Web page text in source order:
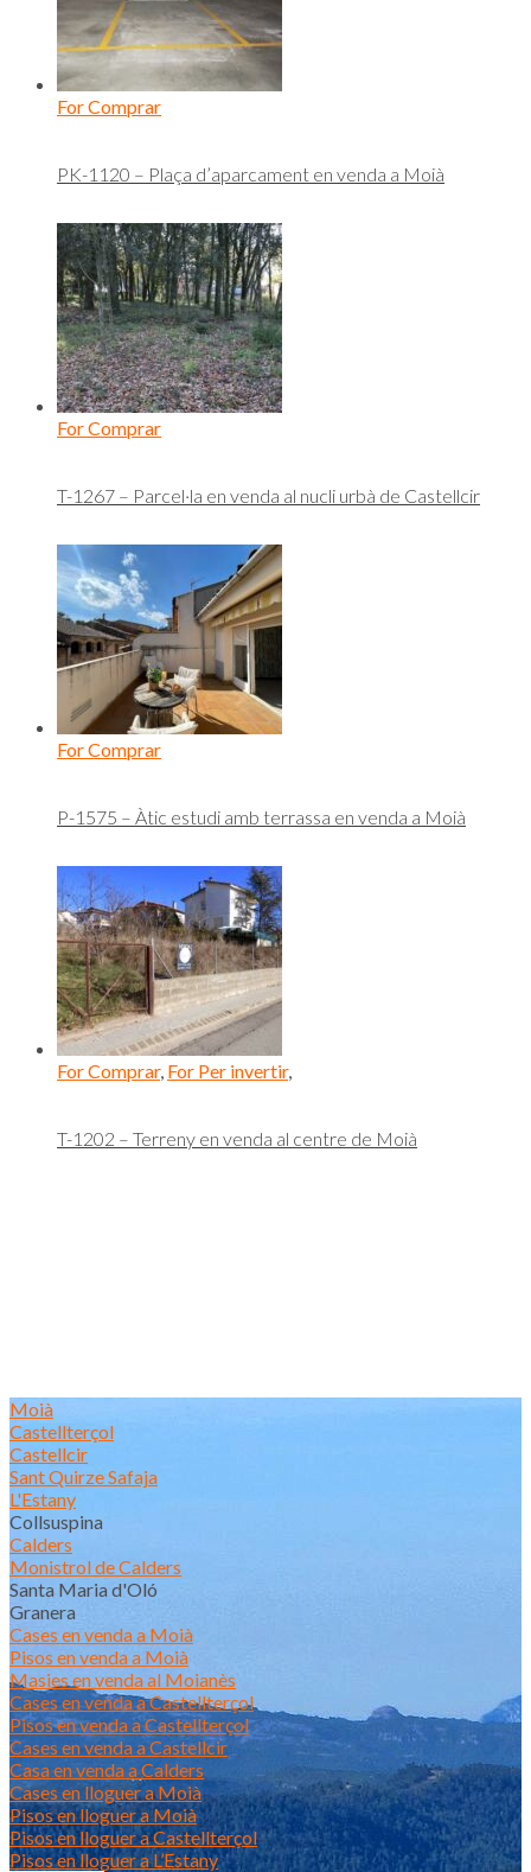
For Comprar
PK-1120 – Plaça d’aparcament en venda a Moià
For Comprar
T-1267 – Parcel·la en venda al nucli urbà de Castellcir
For Comprar
P-1575 – Àtic estudi amb terrassa en venda a Moià
For Comprar, For Per invertir,
T-1202 – Terreny en venda al centre de Moià
Moià
Castellterçol
Castellcir
Sant Quirze Safaja
L'Estany
Collsuspina
Calders
Monistrol de Calders
Santa Maria d'Oló
Granera
Cases en venda a Moià
Pisos en venda a Moià
Masies en venda al Moianès
Cases en venda a Castellterçol
Pisos en venda a Castellterçol
Cases en venda a Castellcir
Casa en venda a Calders
Cases en lloguer a Moià
Pisos en lloguer a Moià
Pisos en lloguer a Castellterçol
Pisos en lloguer a L’Estany